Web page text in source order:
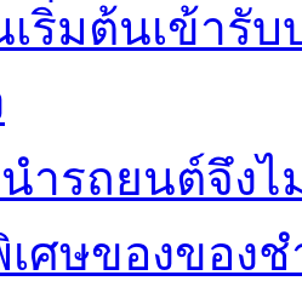
ริ่มต้นเข้ารั
ำรถยนต์จึงไ
ศษของของ